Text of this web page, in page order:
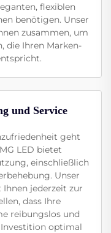
flexiblen
benötigen. Unser
zusammen, um
die Ihren Marken-
und Service
geht
LED bietet
einschließlich
Unser
jederzeit zur
dass Ihre
reibungslos und
optimal